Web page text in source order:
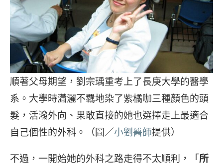
順著父母期望，劉宗瑀重考上了長庚大學的醫學
系。大學時瀟灑不羈地染了紫橘咖三種顏色的頭
髮，活潑外向、果敢直接的她也選擇走上最適合
自己個性的外科。（圖／小劉醫師提供）
不過，一開始她的外科之路走得不太順利，「所